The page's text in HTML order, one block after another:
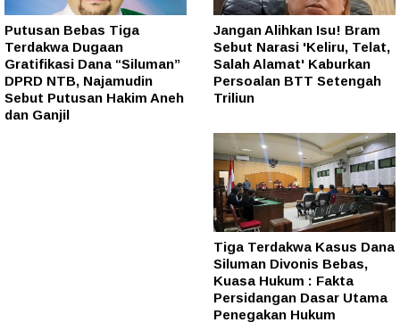
Putusan Bebas Tiga
Terdakwa Dugaan
Gratifikasi Dana “Siluman”
DPRD NTB, Najamudin
Sebut Putusan Hakim Aneh
dan Ganjil
Jangan Alihkan Isu! Bram
Sebut Narasi 'Keliru, Telat,
Salah Alamat' Kaburkan
Persoalan BTT Setengah
Triliun
Tiga Terdakwa Kasus Dana
Siluman Divonis Bebas,
Kuasa Hukum : Fakta
Persidangan Dasar Utama
Penegakan Hukum